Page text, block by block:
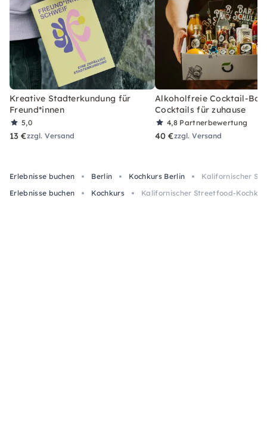
Kreative Stadterkundung für
Freund*innen
5,0
13 €zzgl. Versand
Alkoholfreie Cocktail-Box
Cocktails für zuhause
4,8 Partnerbewertung
40 €zzgl. Versand
Erlebnisse buchen Berlin Kochkurs Berlin
Kalifornischer
Erlebnisse buchen
Kochkurs Kalifornischer Streetfood-